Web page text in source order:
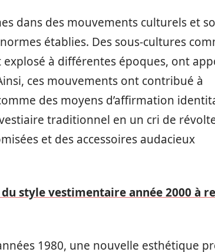
dans des mouvements culturels et
établies. Des sous-cultures
à différentes époques, ont
ces mouvements ont contribué à
des moyens d’affirmation
traditionnel en un cri de
et des accessoires audacieux
du style vestimentaire année 2000 à
1980, une nouvelle esthétique